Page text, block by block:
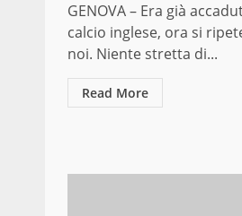
GENOVA – Era già
calcio inglese, ora si
noi. Niente stretta di...
Read More